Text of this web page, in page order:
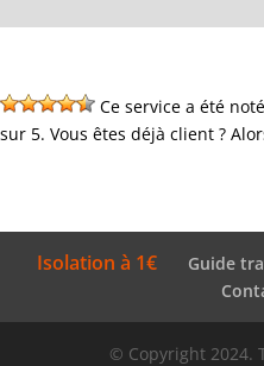
Ce service a été
sur 5. Vous êtes déjà client ?
Isolation à 1€ Guide
© Copyright 2024.